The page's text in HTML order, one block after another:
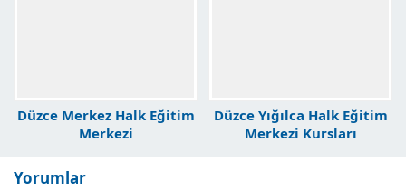
Düzce Merkez Halk Eğitim
Merkezi
Düzce Yığılca Halk Eğitim
Merkezi Kursları
Yorumlar